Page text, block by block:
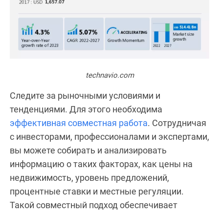
technavio.com
Следите за рыночными условиями и
тенденциями. Для этого необходима
эффективная совместная работа. Сотрудничая
с инвесторами, профессионалами и экспертами,
вы можете собирать и анализировать
информацию о таких факторах, как цены на
недвижимость, уровень предложений,
процентные ставки и местные регуляции.
Такой совместный подход обеспечивает